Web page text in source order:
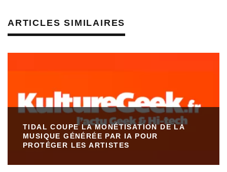
ARTICLES SIMILAIRES
TIDAL COUPE LA MONÉTISATION DE LA
MUSIQUE GÉNÉRÉE PAR IA POUR
PROTÉGER LES ARTISTES